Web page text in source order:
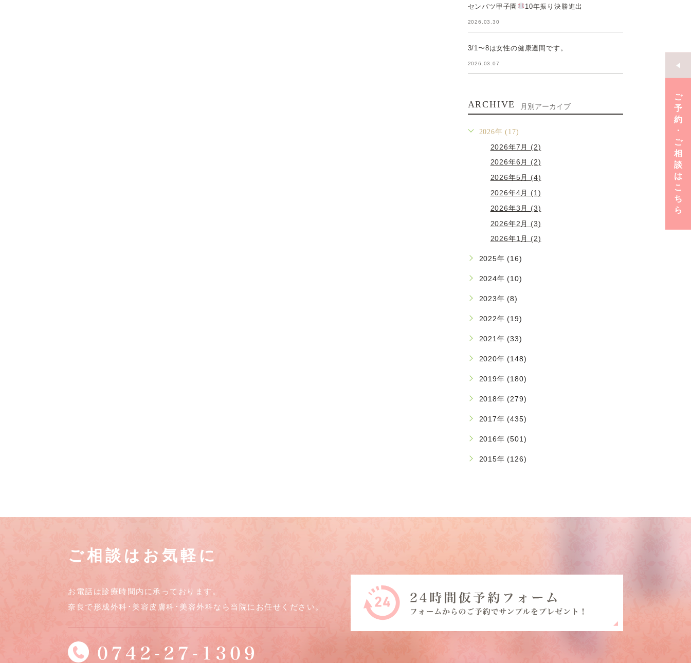
ご
予
約
･
ご
相
談
は
こ
ち
ら
センバツ甲子園 10年振り決勝進出
2026.03.30
3/1〜8は女性の健康週間です。
2026.03.07
ARCHIVE 月別アーカイブ
2026年 (17)
2026年7月 (2)
2026年6月 (2)
2026年5月 (4)
2026年4月 (1)
2026年3月 (3)
2026年2月 (3)
2026年1月 (2)
2025年 (16)
2024年 (10)
2023年 (8)
2022年 (19)
2021年 (33)
2020年 (148)
2019年 (180)
2018年 (279)
2017年 (435)
2016年 (501)
2015年 (126)
ご相談はお気軽に
お電話は診療時間内に承っております。
奈良で形成外科･美容皮膚科･美容外科なら当院にお任せください。